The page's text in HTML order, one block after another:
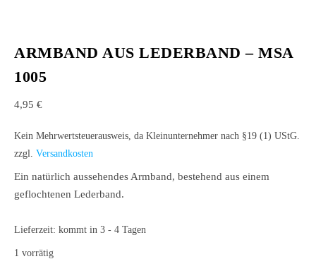
ARMBAND AUS LEDERBAND – MSA
1005
4,95 €
Kein Mehrwertsteuerausweis, da Kleinunternehmer nach §19 (1) UStG.
zzgl. Versandkosten
Ein natürlich aussehendes Armband, bestehend aus einem
geflochtenen Lederband.
Lieferzeit: kommt in 3 - 4 Tagen
1 vorrätig